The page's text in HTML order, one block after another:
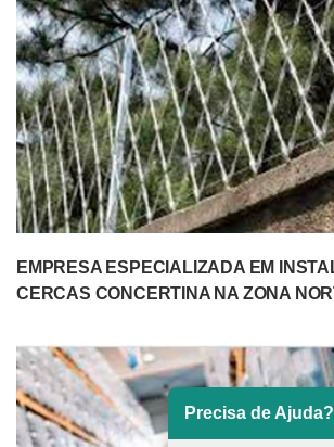
EMPRESA ESPECIALIZADA EM
CERCAS CONCERTINA NA ZONA
Precisa de Ajuda?